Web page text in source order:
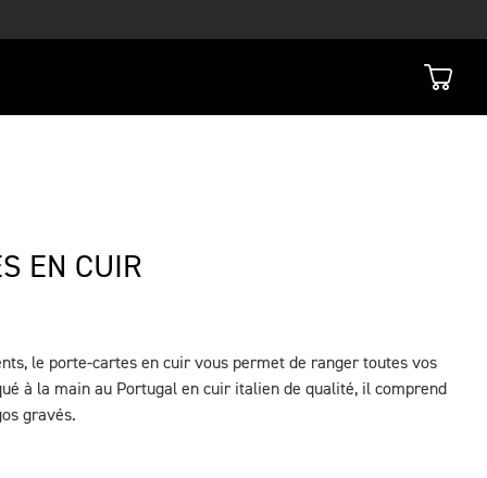
EN CUIR
le porte-cartes en cuir vous permet de ranger toutes vos
à la main au Portugal en cuir italien de qualité, il comprend
gravés.